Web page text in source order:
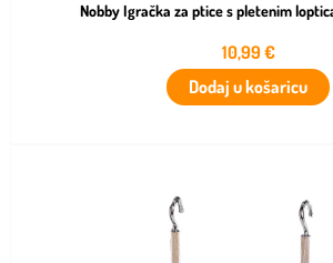
Nobby Igračka za ptice s pletenim
10,99€
Dodaj u košaricu